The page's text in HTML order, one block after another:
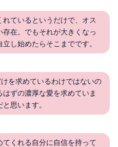
れているというだけで、オス
在。でもそれが大きくなっ
し始めたらそこまでです。
を求めているわけではないの
ずの濃厚な愛を求めていま
思います。
てくれる自分に自信を持って